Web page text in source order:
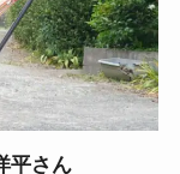
平さん